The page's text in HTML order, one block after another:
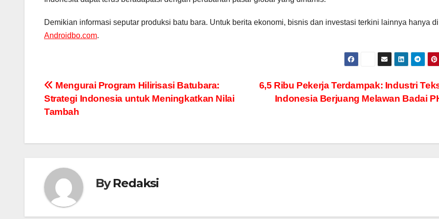
Demikian informasi seputar produksi batu bara. Untuk berita ekonomi, bisnis dan investasi terkini lainnya hanya di
Androidbo.com.
Navigasi
pos
6,5 Ribu Pekerja Terdampak: Industri
Indonesia Berjuang Melawan Badai
Mengurai Program Hilirisasi Batubara:
Strategi Indonesia untuk Meningkatkan Nilai
Tambah
ByRedaksi